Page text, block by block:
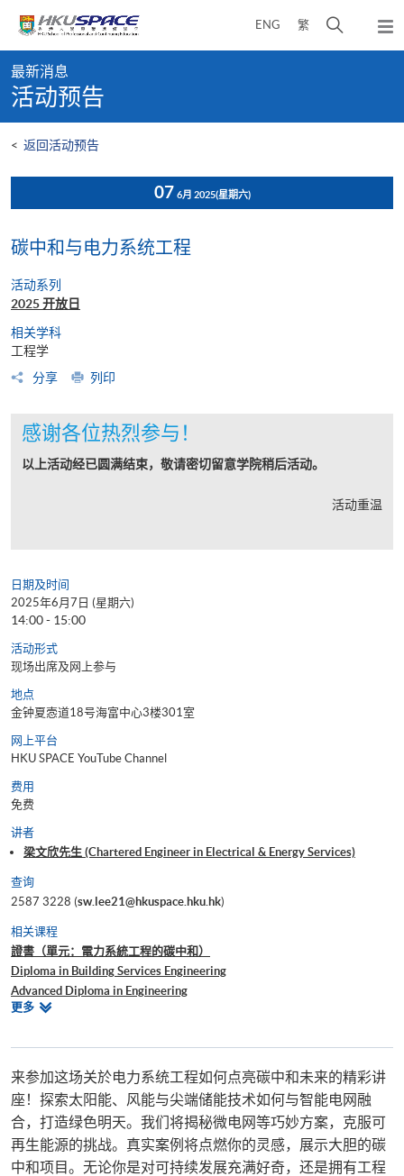
content
ENG 繁
开
弹
出
content
start
最新消息
活动预告
< 返回活动预告
07 6月 2025(星期六)
碳中和与电力系统工程
活动系列
2025 开放日
相关学科
工程学
分享
列印
感谢各位热烈参与！
以上活动经已圆满结束，敬请密切留意学院稍后活动。
活动重温
日期及时间
2025年6月7日 (星期六)
14:00 - 15:00
活动形式
现场出席及网上参与
地点
金钟夏悫道18号海富中心3楼301室
网上平台
HKU SPACE YouTube Channel
费用
免费
讲者
梁文欣先生 (Chartered Engineer in Electrical & Energy Services)
查询
2587 3228 (sw.lee21@hkuspace.hku.hk)
相关课程
證書（單元：電力系統工程的碳中和）
Diploma in Building Services Engineering
Advanced Diploma in Engineering
BEng (Hons) Energy and Building Services Engineering
更多相
来参加这场关於电力系统工程如何点亮碳中和未来的精彩讲
座！探索太阳能、风能与尖端储能技术如何与智能电网融
合，打造绿色明天。我们将揭秘微电网等巧妙方案，克服可
再生能源的挑战。真实案例将点燃你的灵感，展示大胆的碳
中和项目。无论你是对可持续发展充满好奇，还是拥有工程